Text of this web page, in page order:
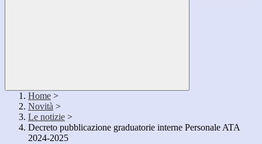
Home >
Novità >
Le notizie >
Decreto pubblicazione graduatorie interne Personale ATA
2024-2025